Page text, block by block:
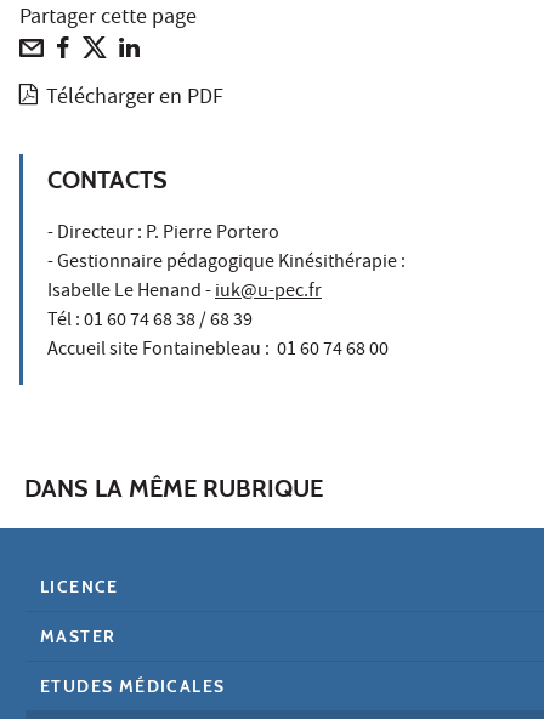
Partager cette page
Télécharger en PDF
CONTACTS
- Directeur : P. Pierre Portero
- Gestionnaire pédagogique Kinésithérapie :
Isabelle Le Henand -iuk@u-pec.fr
Tél : 01 60 74 68 38 / 68 39
Accueil site Fontainebleau : 01 60 74 68 00
DANS LA MÊME RUBRIQUE
LICENCE
MASTER
ETUDES MÉDICALES